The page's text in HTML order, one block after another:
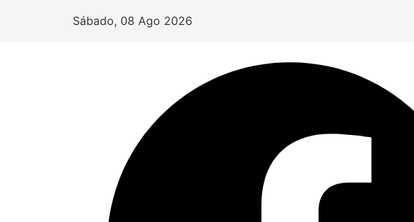
Sábado, 08 Ago 2026